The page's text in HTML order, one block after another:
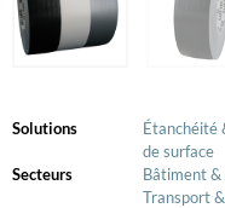
Solutions Étanchéité
de surface
Secteurs
Bâtiment
Transport